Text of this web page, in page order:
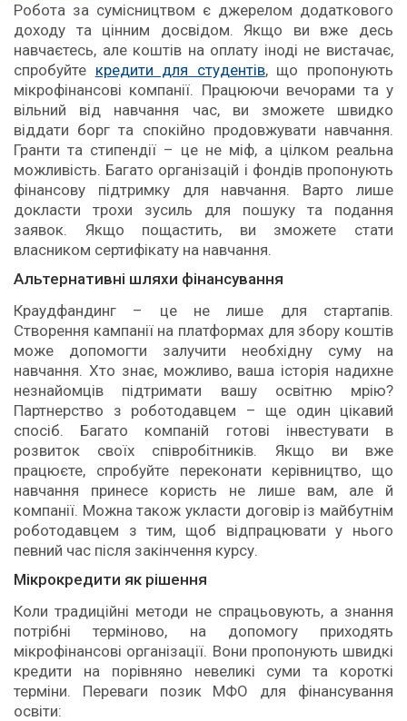
Робота за сумісництвом є джерелом додаткового
доходу та цінним досвідом. Якщо ви вже десь
навчаєтесь, але коштів на оплату іноді не вистачає,
спробуйте кредити для студентів, що пропонують
мікрофінансові компанії. Працюючи вечорами та у
вільний від навчання час, ви зможете швидко
віддати борг та спокійно продовжувати навчання.
Гранти та стипендії – це не міф, а цілком реальна
можливість. Багато організацій і фондів пропонують
фінансову підтримку для навчання. Варто лише
докласти трохи зусиль для пошуку та подання
заявок. Якщо пощастить, ви зможете стати
власником сертифікату на навчання.
Альтернативні шляхи фінансування
Краудфандинг – це не лише для стартапів.
Створення кампанії на платформах для збору коштів
може допомогти залучити необхідну суму на
навчання. Хто знає, можливо, ваша історія надихне
незнайомців підтримати вашу освітню мрію?
Партнерство з роботодавцем – ще один цікавий
спосіб. Багато компаній готові інвестувати в
розвиток своїх співробітників. Якщо ви вже
працюєте, спробуйте переконати керівництво, що
навчання принесе користь не лише вам, але й
компанії. Можна також укласти договір із майбутнім
роботодавцем з тим, щоб відпрацювати у нього
певний час після закінчення курсу.
Мікрокредити як рішення
Коли традиційні методи не спрацьовують, а знання
потрібні терміново, на допомогу приходять
мікрофінансові організації. Вони пропонують швидкі
кредити на порівняно невеликі суми та короткі
терміни. Переваги позик МФО для фінансування
освіти: